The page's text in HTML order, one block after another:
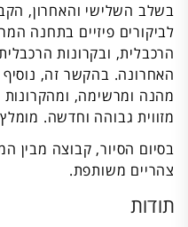
בשלב השלישי והאחרון,
לביקורים פיזיים בתחנה
הרכבלית, ובקרונות
האחרונה. בהקשר זה,
מהנה ומרשימה,
מזווית גבוהה וחדשה.
בסיום הסיור, קבוצה מבין
צהריים משותפת.
תודות